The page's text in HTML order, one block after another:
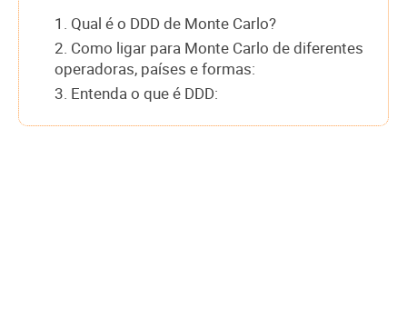
1. Qual é o DDD de Monte Carlo?
2. Como ligar para Monte Carlo de diferentes
operadoras, países e formas:
3. Entenda o que é DDD: